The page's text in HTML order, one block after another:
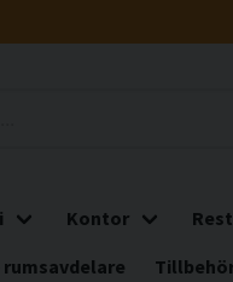
Kontor